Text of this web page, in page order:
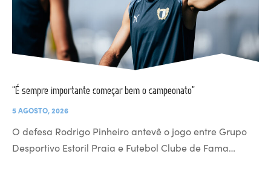
“É sempre importante começar bem o campeonato”
5 AGOSTO, 2026
O defesa Rodrigo Pinheiro antevê o jogo entre Grupo
Desportivo Estoril Praia e Futebol Clube de Fama…